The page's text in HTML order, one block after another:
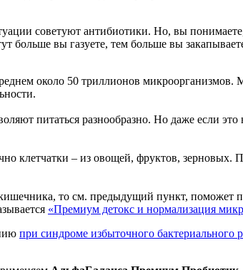
советуют антибиотики. Но, вы
больше вы газуете, тем больше вы
около 50 триллионов
питаться разнообразно. Но даже если
клетчатки – из овощей, фруктов,
то см. предыдущий пункт,
«Премиум детокс и нормализация
при синдроме избыточного бактериального